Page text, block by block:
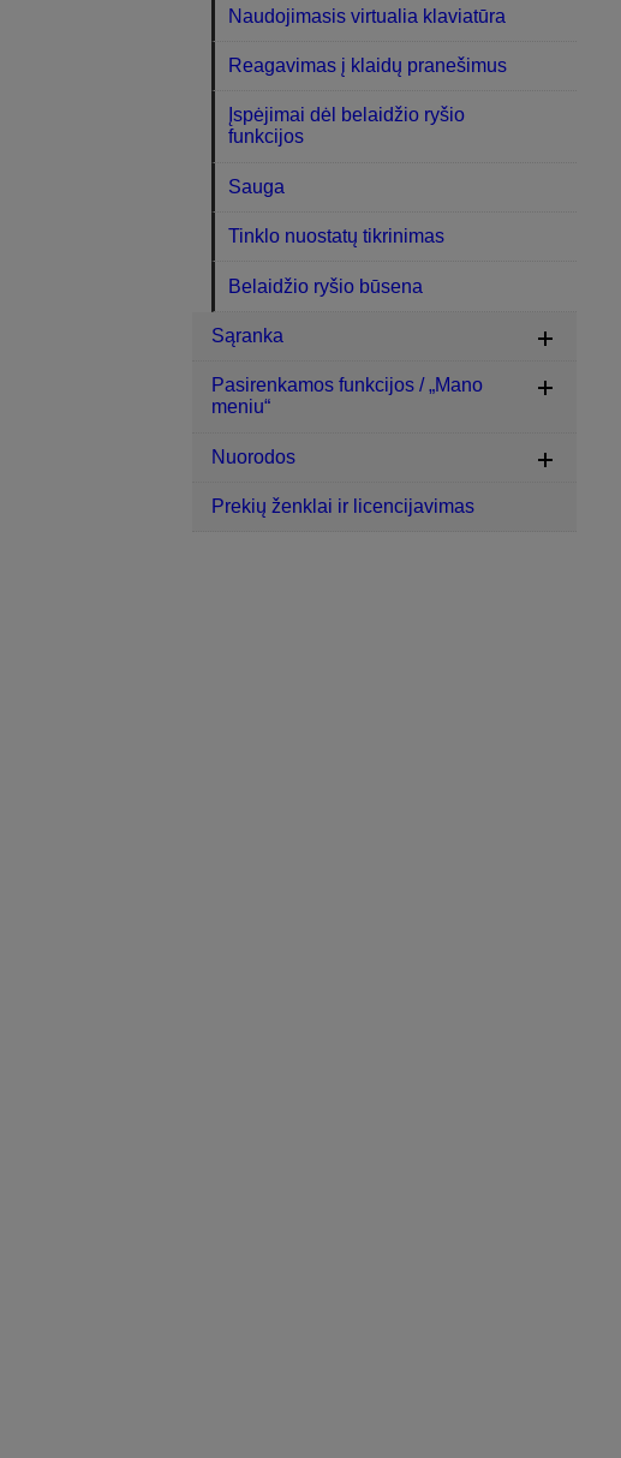
Naudojimasis virtualia klaviatūra
Reagavimas į klaidų pranešimus
Įspėjimai dėl belaidžio ryšio
funkcijos
Sauga
Tinklo nuostatų tikrinimas
Belaidžio ryšio būsena
Sąranka
Pasirenkamos funkcijos / „Mano
meniu“
Nuorodos
Prekių ženklai ir licencijavimas